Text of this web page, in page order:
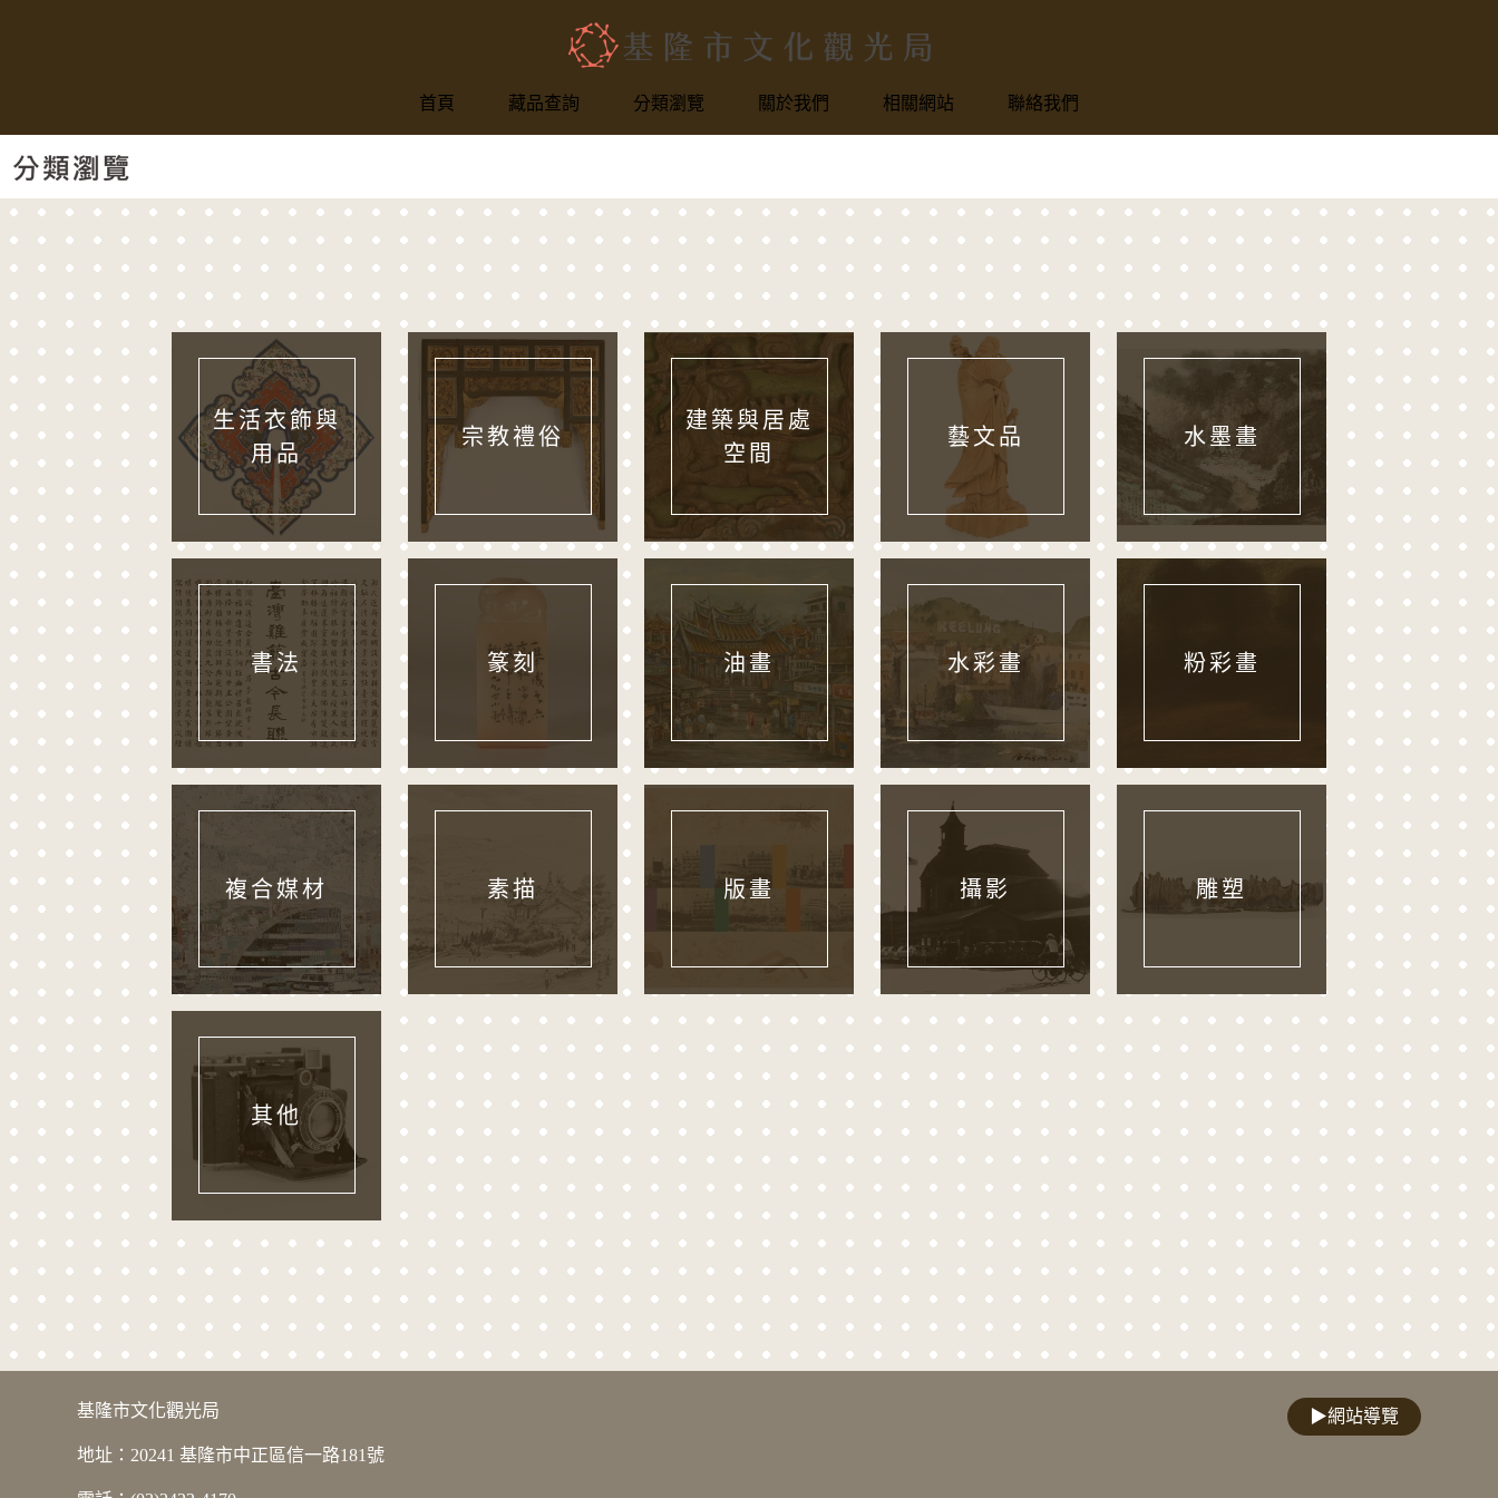
基隆市文化觀光局
首頁 藏品查詢 分類瀏覽 關於我們 相關網站 聯絡我們
分類瀏覽
生活衣飾與
用品
宗教禮俗
建築與居處
空間
藝文品 水墨畫
書法 篆刻 油畫 水彩畫 粉彩畫
複合媒材 素描 版畫 攝影 雕塑
其他
版權宣告
基隆市文化觀光局
地址：20241 基隆市中正區信一路181號
▶網站導覽